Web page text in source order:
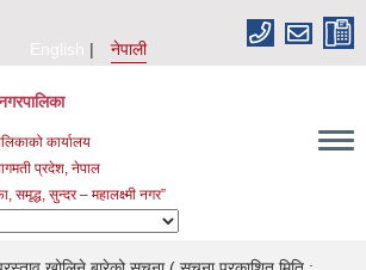
English
नेपाली
कार्यालय
प्रदेश, नेपाल
समृद्ध, सुन्दर – महालक्ष्मी नगर”